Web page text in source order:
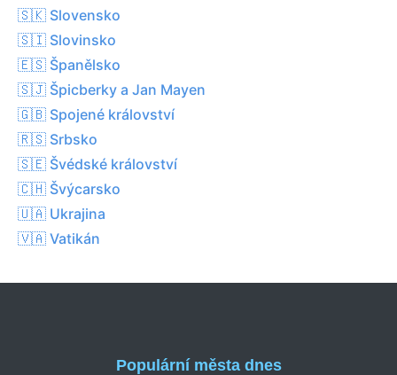
🇸🇰 Slovensko
🇸🇮 Slovinsko
🇪🇸 Španělsko
🇸🇯 Špicberky a Jan Mayen
🇬🇧 Spojené království
🇷🇸 Srbsko
🇸🇪 Švédské království
🇨🇭 Švýcarsko
🇺🇦 Ukrajina
🇻🇦 Vatikán
Populární města dnes